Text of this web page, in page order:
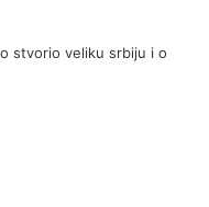
stvorio veliku srbiju i o